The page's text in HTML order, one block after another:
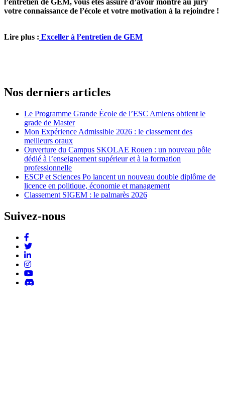
l’entretien de GEM, vous êtes assuré d’avoir montré au jury
votre connaissance de l’école et votre motivation à la rejoindre !
Lire plus : Exceller à l’entretien de GEM
Nos derniers articles
Le Programme Grande École de l’ESC Amiens obtient le
grade de Master
Mon Expérience Admissible 2026 : le classement des
meilleurs oraux
Ouverture du Campus SKOLAE Rouen : un nouveau pôle
dédié à l’enseignement supérieur et à la formation
professionnelle
ESCP et Sciences Po lancent un nouveau double diplôme de
licence en politique, économie et management
Classement SIGEM : le palmarès 2026
Suivez-nous